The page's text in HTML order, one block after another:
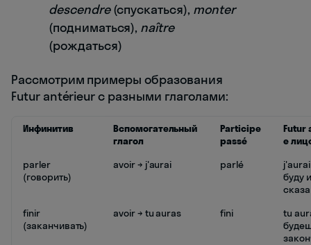
descendre(спускаться), monter
(подниматься), naître
(рождаться)
Рассмотрим примеры образования
Futur antérieur с разными глаголами:
Инфинитив
Вспомогательный
глагол
Participe
passé
Futur
е
parler
(говорить)
avoir → j'aurai parlé
буду
finir
(заканчивать)
avoir → tu auras fini
tu